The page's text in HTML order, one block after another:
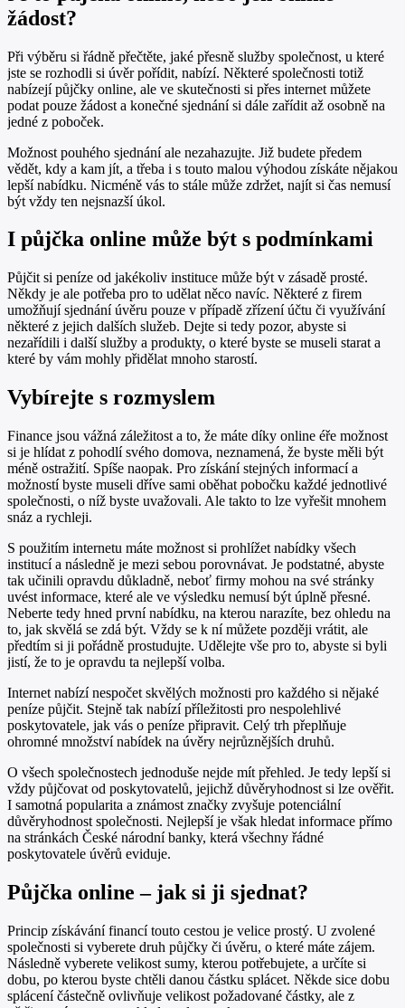
žádost?
Při výběru si řádně přečtěte, jaké přesně služby společnost, u které
jste se rozhodli si úvěr pořídit, nabízí. Některé společnosti totiž
nabízejí půjčky online, ale ve skutečnosti si přes internet můžete
podat pouze žádost a konečné sjednání si dále zařídit až osobně na
jedné z poboček.
Možnost pouhého sjednání ale nezahazujte. Již budete předem
vědět, kdy a kam jít, a třeba i s touto malou výhodou získáte nějakou
lepší nabídku. Nicméně vás to stále může zdržet, najít si čas nemusí
být vždy ten nejsnazší úkol.
I půjčka online může být s podmínkami
Půjčit si peníze od jakékoliv instituce může být v zásadě prosté.
Někdy je ale potřeba pro to udělat něco navíc. Některé z firem
umožňují sjednání úvěru pouze v případě zřízení účtu či využívání
některé z jejich dalších služeb. Dejte si tedy pozor, abyste si
nezařídili i další služby a produkty, o které byste se museli starat a
které by vám mohly přidělat mnoho starostí.
Vybírejte s rozmyslem
Finance jsou vážná záležitost a to, že máte díky online éře možnost
si je hlídat z pohodlí svého domova, neznamená, že byste měli být
méně ostražití. Spíše naopak. Pro získání stejných informací a
možností byste museli dříve sami oběhat pobočku každé jednotlivé
společnosti, o níž byste uvažovali. Ale takto to lze vyřešit mnohem
snáz a rychleji.
S použitím internetu máte možnost si prohlížet nabídky všech
institucí a následně je mezi sebou porovnávat. Je podstatné, abyste
tak učinili opravdu důkladně, neboť firmy mohou na své stránky
uvést informace, které ale ve výsledku nemusí být úplně přesné.
Neberte tedy hned první nabídku, na kterou narazíte, bez ohledu na
to, jak skvělá se zdá být. Vždy se k ní můžete později vrátit, ale
předtím si ji pořádně prostudujte. Udělejte vše pro to, abyste si byli
jistí, že to je opravdu ta nejlepší volba.
Internet nabízí nespočet skvělých možnosti pro každého si nějaké
peníze půjčit. Stejně tak nabízí příležitosti pro nespolehlivé
poskytovatele, jak vás o peníze připravit. Celý trh přeplňuje
ohromné množství nabídek na úvěry nejrůznějších druhů.
O všech společnostech jednoduše nejde mít přehled. Je tedy lepší si
vždy půjčovat od poskytovatelů, jejichž důvěryhodnost si lze ověřit.
I samotná popularita a známost značky zvyšuje potenciální
důvěryhodnost společnosti. Nejlepší je však hledat informace přímo
na stránkách České národní banky, která všechny řádné
poskytovatele úvěrů eviduje.
Půjčka online – jak si ji sjednat?
Princip získávání financí touto cestou je velice prostý. U zvolené
společnosti si vyberete druh půjčky či úvěru, o které máte zájem.
Následně vyberete velikost sumy, kterou potřebujete, a určíte si
dobu, po kterou byste chtěli danou částku splácet. Někde sice dobu
splácení částečně ovlivňuje velikost požadované částky, ale z